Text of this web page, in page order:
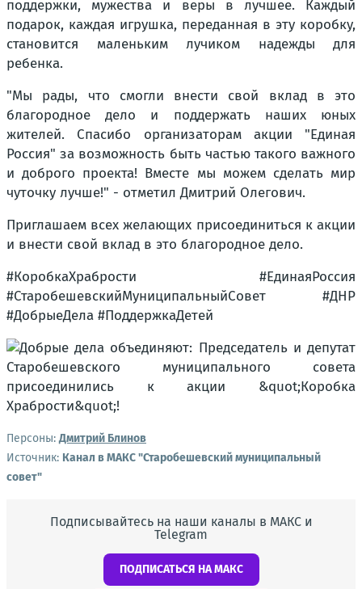
поддержки, мужества и веры в лучшее. Каждый
подарок, каждая игрушка, переданная в эту коробку,
становится маленьким лучиком надежды для
ребенка.
"Мы рады, что смогли внести свой вклад в это
благородное дело и поддержать наших юных
жителей. Спасибо организаторам акции "Единая
Россия" за возможность быть частью такого важного
и доброго проекта! Вместе мы можем сделать мир
чуточку лучше!" - отметил Дмитрий Олегович.
Приглашаем всех желающих присоединиться к акции
и внести свой вклад в это благородное дело.
#КоробкаХрабрости #ЕдинаяРоссия
#СтаробешевскийМуниципальныйСовет #ДНР
#ДобрыеДела #ПоддержкаДетей
Персоны: Дмитрий Блинов
Источник: Канал в МАКС "Старобешевский муниципальный
совет"
Подписывайтесь на наши каналы в МАКС и
Telegram
ПОДПИСАТЬСЯ НА МАКС